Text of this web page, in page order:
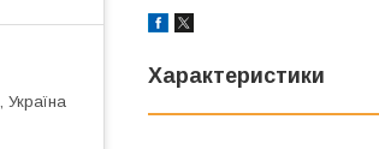
Характеристики
Україна